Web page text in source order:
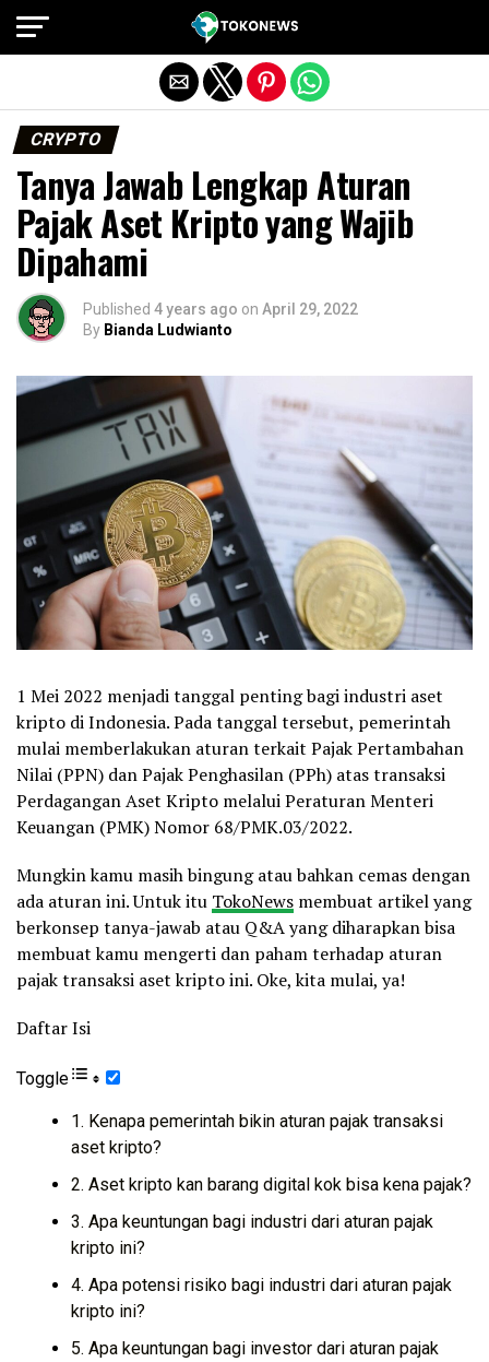
CRYPTO
Tanya Jawab Lengkap Aturan
Pajak Aset Kripto yang Wajib
Dipahami
Published 4 years ago on April 29, 2022
By Bianda Ludwianto
1 Mei 2022 menjadi tanggal penting bagi industri aset
kripto di Indonesia. Pada tanggal tersebut, pemerintah
mulai memberlakukan aturan terkait Pajak Pertambahan
Nilai (PPN) dan Pajak Penghasilan (PPh) atas transaksi
Perdagangan Aset Kripto melalui Peraturan Menteri
Keuangan (PMK) Nomor 68/PMK.03/2022.
Mungkin kamu masih bingung atau bahkan cemas dengan
ada aturan ini. Untuk itu TokoNews membuat artikel yang
berkonsep tanya-jawab atau Q&A yang diharapkan bisa
membuat kamu mengerti dan paham terhadap aturan
pajak transaksi aset kripto ini. Oke, kita mulai, ya!
Daftar Isi
Toggle
1. Kenapa pemerintah bikin aturan pajak transaksi
aset kripto?
2. Aset kripto kan barang digital kok bisa kena pajak?
3. Apa keuntungan bagi industri dari aturan pajak
kripto ini?
4. Apa potensi risiko bagi industri dari aturan pajak
kripto ini?
5. Apa keuntungan bagi investor dari aturan pajak
Exit mobile version